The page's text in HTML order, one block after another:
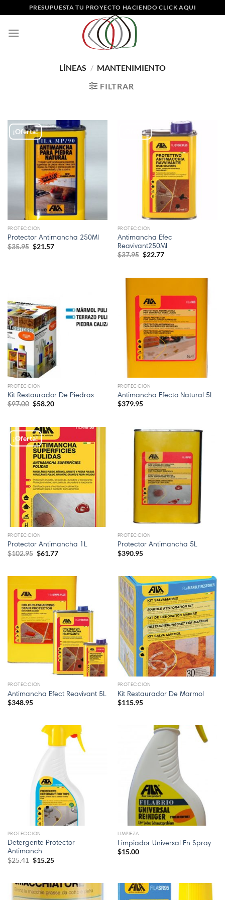
al
contenido
PRESUPUESTA TU PROYECTO HACIENDO CLICK AQUI
LÍNEAS / MANTENIMIENTO
FILTRAR
¡Oferta!
PROTECCION
Protector Antimancha 250Ml
$35.95 El
$21.57El
¡Oferta!
PROTECCION
Antimancha Efec
Reavivant250Ml
$37.95 El
$37.95.
$22.77El
$22.77.
PROTECCION
Kit Restaurador De Piedras
$97.00 El
$97.00.
$58.20El
$58.20.
PROTECCION
Antimancha Efecto Natural 5L
$379.95
¡Oferta!
PROTECCION
Protector Antimancha 1L
$102.95 El
precio
$102.95.
$61.77El
$61.77.
PROTECCION
Protector Antimancha 5L
$390.95
PROTECCION
Antimancha Efect Reavivant 5L
$348.95
PROTECCION
Kit Restaurador De Marmol
$115.95
PROTECCION
Detergente Protector
Antimanch
$25.41 El
precio
$25.41.
$15.25El
$15.25.
LIMPIEZA
Limpiador Universal En Spray
$15.00